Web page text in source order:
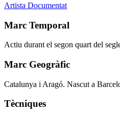
Artista Documentat
Marc Temporal
Actiu durant el segon quart del
Marc Geogràfic
Catalunya i Aragó. Nascut a
Tècniques